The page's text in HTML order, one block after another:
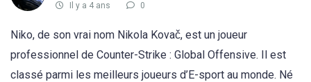
Il y a 4 ans 0
Niko, de son vrai nom Nikola Kovač, est un joueur
professionnel de Counter-Strike : Global Offensive. Il est
classé parmi les meilleurs joueurs d’E-sport au monde. Né